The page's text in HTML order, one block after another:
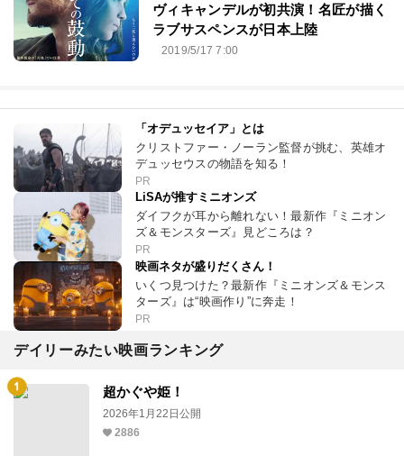
ヴィキャンデルが初共演！名匠が描く
ラブサスペンスが日本上陸
2019/5/17 7:00
「オデュッセイア」とは
クリストファー・ノーラン監督が挑む、英雄オ
デュッセウスの物語を知る！
PR
LiSAが推すミニオンズ
ダイフクが耳から離れない！最新作『ミニオン
ズ＆モンスターズ』見どころは？
PR
映画ネタが盛りだくさん！
いくつ見つけた？最新作『ミニオンズ＆モンス
ターズ』は“映画作り”に奔走！
PR
デイリーみたい映画ランキング
超かぐや姫！
2026年1月22日公開
2886